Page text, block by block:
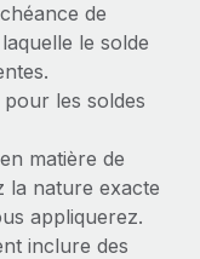
de
le solde
les soldes
matière de
la nature exacte
appliquerez.
inclure des